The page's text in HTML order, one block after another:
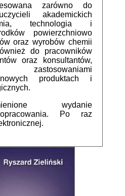
zarówno do
akademickich
technologia i
powierzchniowo
oraz wyrobów chemii
do pracowników
oraz konsultantów,
zastosowaniami
produktach i
wydanie
opracowania. Po raz